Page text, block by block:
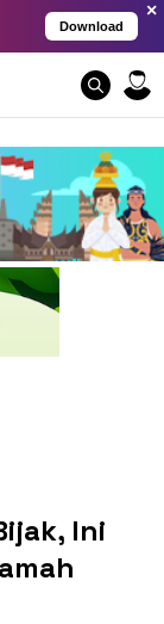
Download
×
Ini